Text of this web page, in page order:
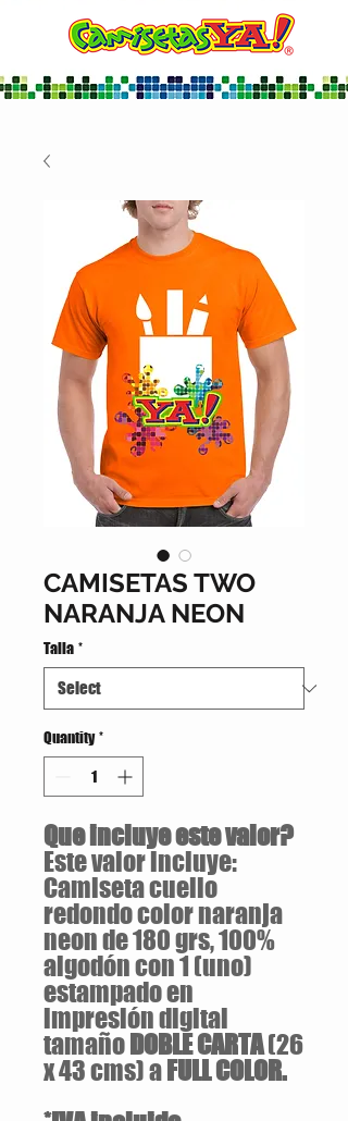
CAMISETAS TWO
NARANJA NEON
Talla *
Quantity *
Que incluye este valor?
Este valor incluye:
Camiseta cuello
redondo color naranja
neon de 180 grs, 100%
algodón con 1 (uno)
estampado en
impresión digital
tamaño DOBLE CARTA(26
x 43 cms) a FULL COLOR.